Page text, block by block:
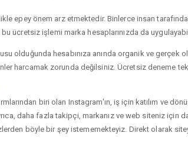
epey önem arz etmektedir. Binlerce insan
ücretsiz işlemi marka hesaplarınızda da
olduğunda hesabınıza anında organik ve
harcamak zorunda değilsiniz. Ücretsiz deneme
biri olan Instagram'ın, iş için katılım ve
daha fazla takipçi, markanız ve web siteniz için
böyle bir şey istememekteyiz. Direkt olarak